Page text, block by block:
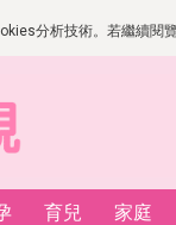
分析技術。若繼續
育兒 家庭